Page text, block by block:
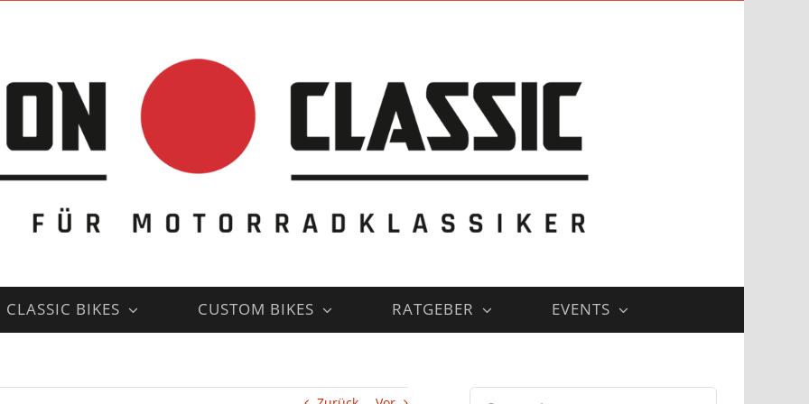
CLASSIC BIKES CUSTOM BIKES RATGEBER EVENTS